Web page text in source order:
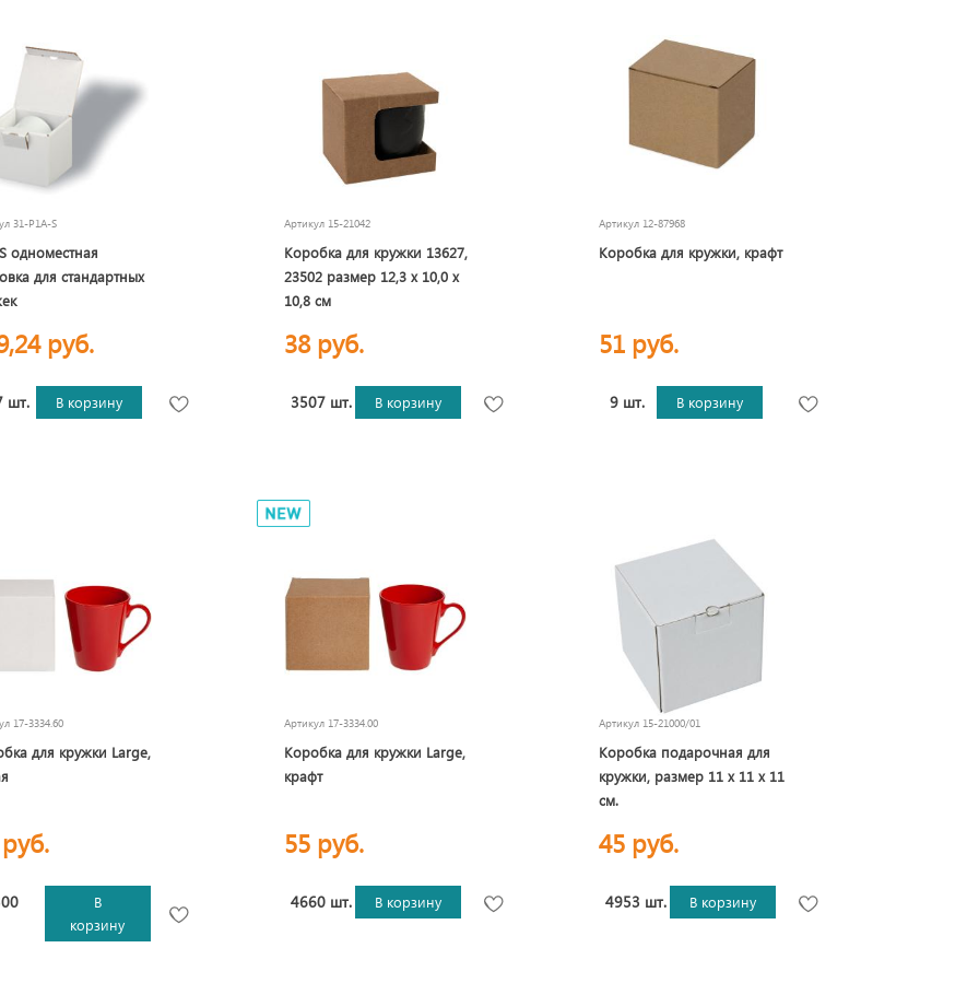
31-P1A-S
одноместная
для стандартных
руб.
шт. В корзину
Артикул 15-21042
Коробка для кружки 13627,
23502 размер 12,3 х 10,0 х
10,8 см
38 руб.
3507 шт. В корзину
Артикул 12-87968
Коробка для кружки, крафт
51 руб.
9 шт. В корзину
17-3334.60
для кружки Large,
В
корзину
Артикул 17-3334.00
Коробка для кружки Large,
крафт
55 руб.
4660 шт. В корзину
Артикул 15-21000/01
Коробка подарочная для
кружки, размер 11 x 11 x 11
см.
45 руб.
4953 шт. В корзину